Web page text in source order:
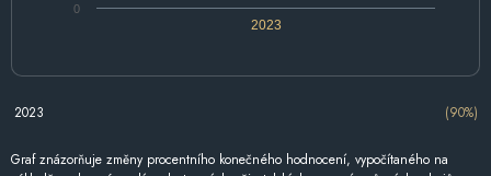
2023
0
2023 (90%)
Graf znázorňuje změny procentního konečného hodnocení, vypočítaného na